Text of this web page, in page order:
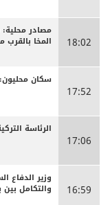
18:02
مصادر
المخا
17:52
سكان محليون:
17:06
الرئاسة
16:59
وزير الدفاع
والتكامل بين